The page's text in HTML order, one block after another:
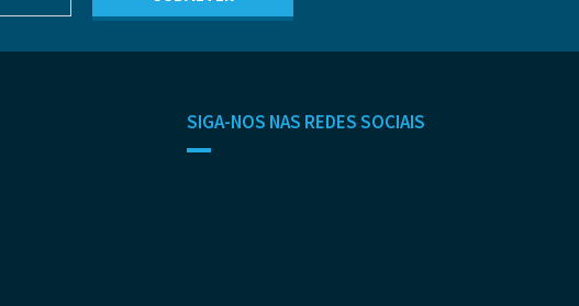
SIGA-NOS NAS REDES SOCIAIS